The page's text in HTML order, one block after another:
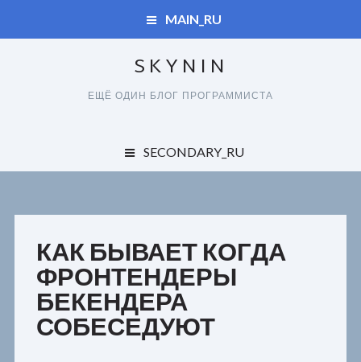
MAIN_RU
SKYNIN
ЕЩЁ ОДИН БЛОГ ПРОГРАММИСТА
КАРТА САЙТА
SECONDARY_RU
ПОЛЬЗОВАТЕЛЯМ
РАЗРАБОТЧИКАМ
КАК БЫВАЕТ КОГДА
ФРОНТЕНДЕРЫ
БЕКЕНДЕРА
СОБЕСЕДУЮТ